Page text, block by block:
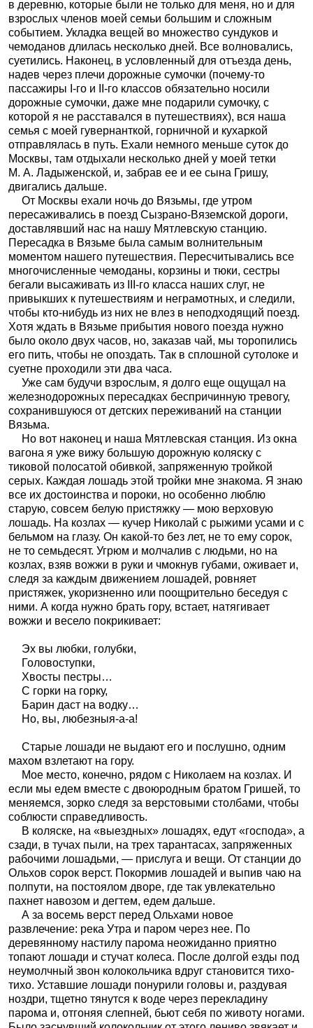
в деревню, которые были не только для меня, но и для
взрослых членов моей семьи большим и сложным
событием. Укладка вещей во множество сундуков и
чемоданов длилась несколько дней. Все волновались,
суетились. Наконец, в условленный для отъезда день,
надев через плечи дорожные сумочки (почему-то
пассажиры I-го и II-го классов обязательно носили
дорожные сумочки, даже мне подарили сумочку, с
которой я не расставался в путешествиях), вся наша
семья с моей гувернанткой, горничной и кухаркой
отправлялась в путь. Ехали немного меньше суток до
Москвы, там отдыхали несколько дней у моей тетки
М. А. Ладыженской, и, забрав ее и ее сына Гришу,
двигались дальше.
От Москвы ехали ночь до Вязьмы, где утром
пересаживались в поезд Сызрано-Вяземской дороги,
доставлявший нас на нашу Мятлевскую станцию.
Пересадка в Вязьме была самым волнительным
моментом нашего путешествия. Пересчитывались все
многочисленные чемоданы, корзины и тюки, сестры
бегали высаживать из III-го класса наших слуг, не
привыкших к путешествиям и неграмотных, и следили,
чтобы кто-нибудь из них не влез в неподходящий поезд.
Хотя ждать в Вязьме прибытия нового поезда нужно
было около двух часов, но, заказав чай, мы торопились
его пить, чтобы не опоздать. Так в сплошной сутолоке и
суетне проходили эти два часа.
Уже сам будучи взрослым, я долго еще ощущал на
железнодорожных пересадках беспричинную тревогу,
сохранившуюся от детских переживаний на станции
Вязьма.
Но вот наконец и наша Мятлевская станция. Из окна
вагона я уже вижу большую дорожную коляску с
тиковой полосатой обивкой, запряженную тройкой
серых. Каждая лошадь этой тройки мне знакома. Я знаю
все их достоинства и пороки, но особенно люблю
старую, совсем белую пристяжку — мою верховую
лошадь. На козлах — кучер Николай с рыжими усами и с
бельмом на глазу. Он какой-то без лет, не то ему сорок,
не то семьдесят. Угрюм и молчалив с людьми, но на
козлах, взяв вожжи в руки и чмокнув губами, оживает и,
следя за каждым движением лошадей, ровняет
пристяжек, укоризненно или поощрительно беседуя с
ними. А когда нужно брать гору, встает, натягивает
вожжи и весело покрикивает:
Эх вы любки, голубки,
Головоступки,
Хвосты пестры…
С горки на горку,
Барин даст на водку…
Но, вы, любезныя-а-а!
Старые лошади не выдают его и послушно, одним
махом взлетают на гору.
Мое место, конечно, рядом с Николаем на козлах. И
если мы едем вместе с двоюродным братом Гришей, то
меняемся, зорко следя за верстовыми столбами, чтобы
соблюсти справедливость.
В коляске, на «выездных» лошадях, едут «господа», а
сзади, в тучах пыли, на трех тарантасах, запряженных
рабочими лошадьми, — прислуга и вещи. От станции до
Ольхов сорок верст. Покормив лошадей и выпив чаю на
полпути, на постоялом дворе, где так увлекательно
пахнет навозом и дегтем, едем дальше.
А за восемь верст перед Ольхами новое
развлечение: река Утра и паром через нее. По
деревянному настилу парома неожиданно приятно
топают лошади и стучат колеса. После долгой езды под
неумолчный звон колокольчика вдруг становится тихо-
тихо. Уставшие лошади понурили головы и, раздувая
ноздри, тщетно тянутся к воде через перекладину
парома и, отгоняя слепней, бьют себя по животу ногами.